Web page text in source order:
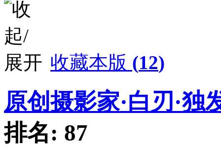
收藏本版 (12)
原创摄影家·白刃·独
排名: 87